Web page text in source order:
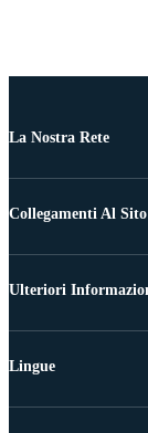
La Nostra Rete
Collegamenti Al Sito
Ulteriori
Lingue